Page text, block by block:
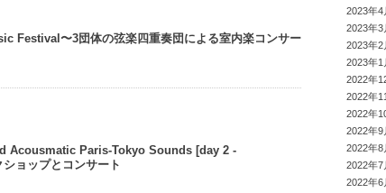
Festival〜3団体の弦楽四重奏団による室内楽コンサー
Acousmatic Paris-Tokyo Sounds [day 2 -
ョップとコンサート
2023年4
2023年3
2023年2
2023年1
2022年
2022年
2022年
2022年9
2022年8
2022年7
2022年6